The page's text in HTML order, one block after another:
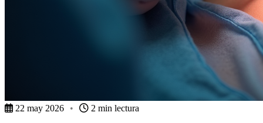
22 may 2026 • 2 min lectura